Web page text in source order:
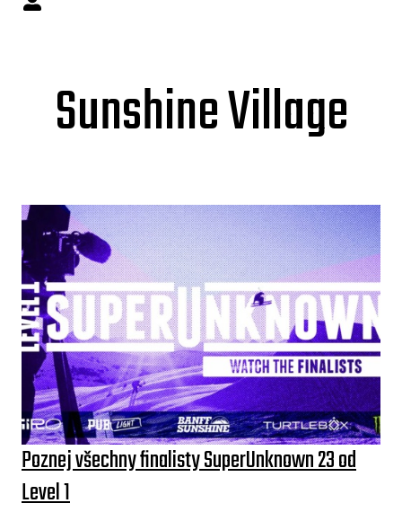
Sunshine Village
Poznej všechny finalisty SuperUnknown 23 od
Level 1